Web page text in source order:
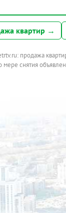
квартир →
продажа
мере снятия